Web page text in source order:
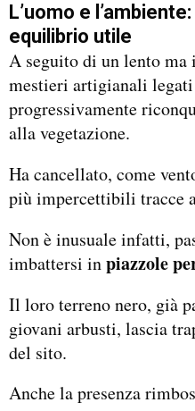
L’uomo e
equilibrio utile
A seguito di un lento ma
mestieri artigianali
progressivamente
alla vegetazione.
Ha cancellato, come
più impercettibili tracce
Non è inusuale infatti,
imbattersi inpiazzole
Il loro terreno nero, già
giovani arbusti, lascia
del sito.
Anche la presenza